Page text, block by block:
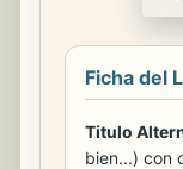
Ficha del
Titulo
bien...) con